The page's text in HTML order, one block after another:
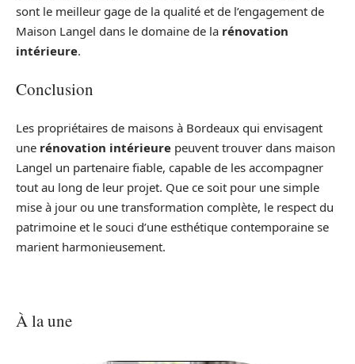
sont le meilleur gage de la qualité et de l’engagement de
Maison Langel dans le domaine de la rénovation
intérieure.
Conclusion
Les propriétaires de maisons à Bordeaux qui envisagent
une rénovation intérieure peuvent trouver dans maison
Langel un partenaire fiable, capable de les accompagner
tout au long de leur projet. Que ce soit pour une simple
mise à jour ou une transformation complète, le respect du
patrimoine et le souci d’une esthétique contemporaine se
marient harmonieusement.
À la une